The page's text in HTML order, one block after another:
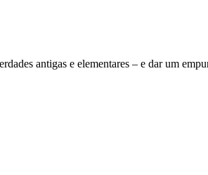
antigas e elementares – e dar um